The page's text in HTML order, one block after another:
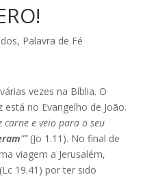
, Palavra de Fé
vezes na Bíblia. O
no Evangelho de João.
carne e veio para o seu
””(Jo 1.11). No final de
viagem a Jerusalém,
19.41) por ter sido